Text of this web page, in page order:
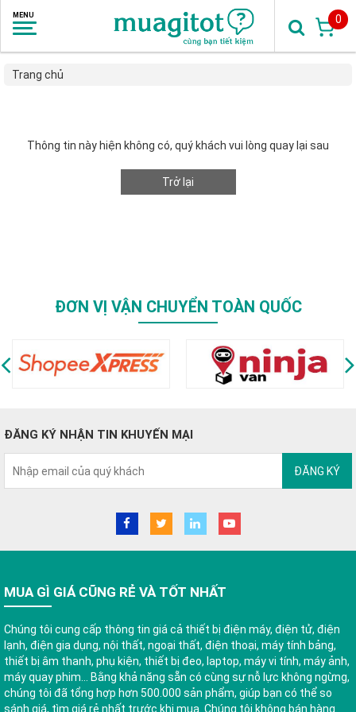
0
Trang chủ
Thông tin này hiện không có, quý khách vui lòng quay lại sau
Trở lại
ĐƠN VỊ VẬN CHUYỂN TOÀN QUỐC
ĐĂNG KÝ NHẬN TIN KHUYẾN MẠI
ĐĂNG KÝ
MUA GÌ GIÁ CŨNG RẺ VÀ TỐT NHẤT
Chúng tôi cung cấp thông tin giá cả thiết bị điện máy, điện tử, điện
lạnh, điện gia dụng, nội thất, ngoại thất, điện thoại, máy tính bảng,
thiết bị âm thanh, phụ kiện, thiết bị đeo, laptop, máy vi tính, máy ảnh,
máy quay phim... Bằng khả năng sẵn có cùng sự nỗ lực không ngừng,
chúng tôi đã tổng hợp hơn 500.000 sản phẩm, giúp bạn có thể so
sánh giá, tìm giá rẻ nhất trước khi mua. Chúng tôi không bán hàng.